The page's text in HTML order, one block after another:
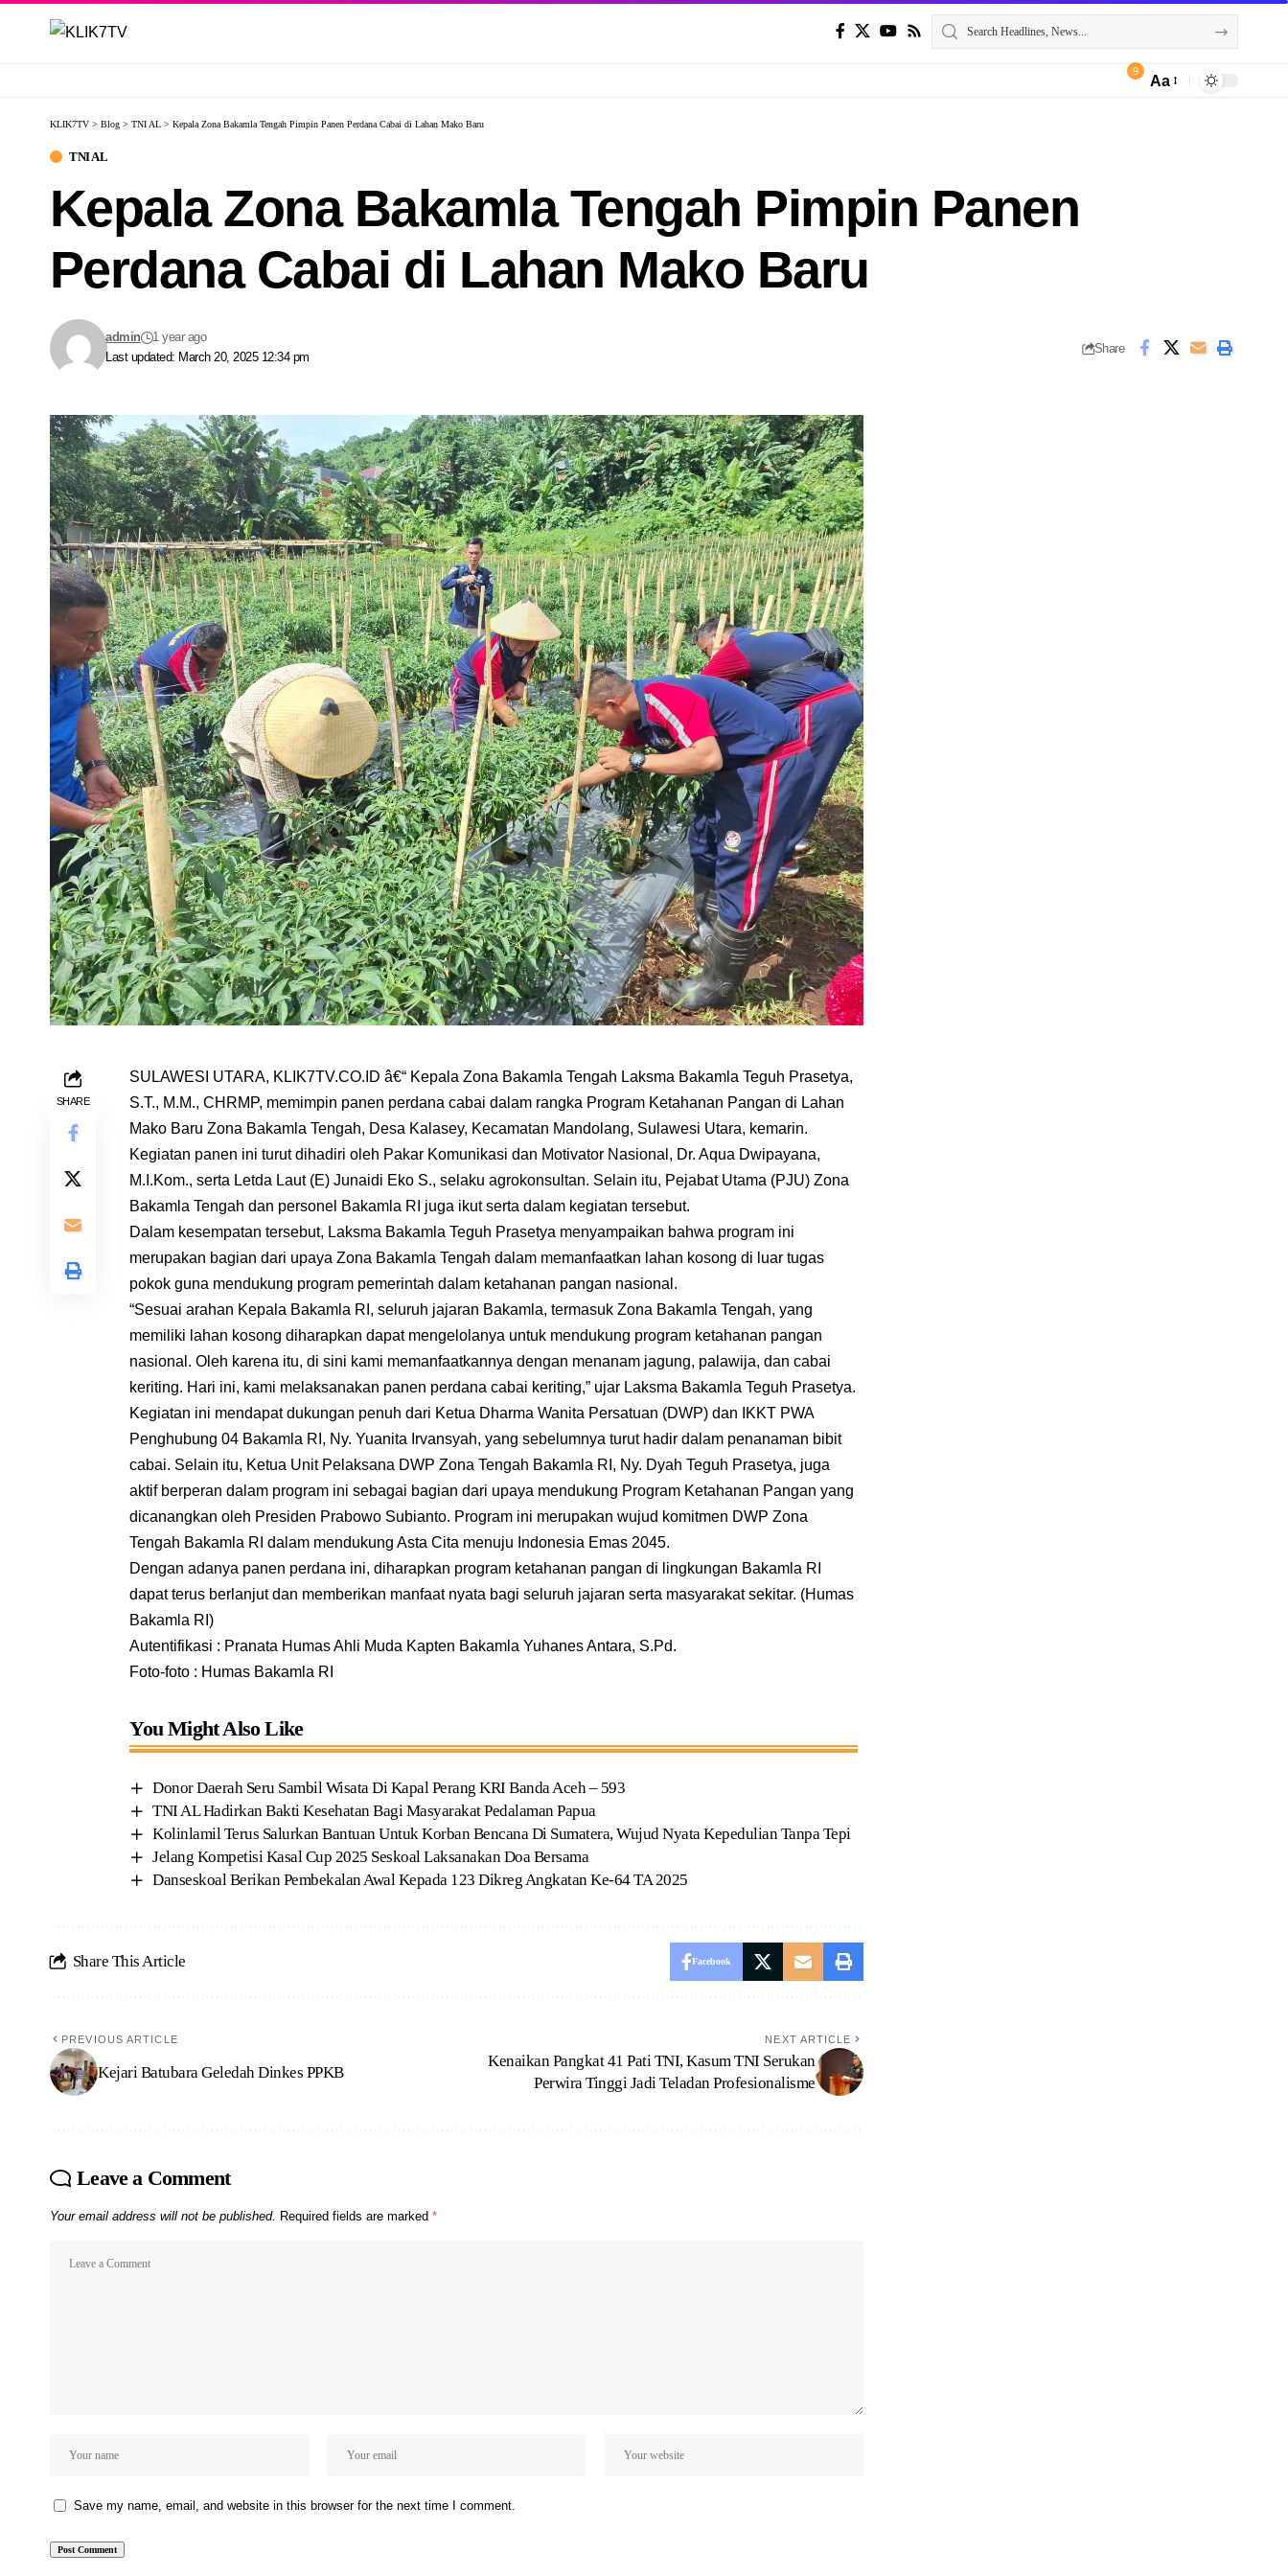
9
Aa
KLIK7TV > Blog > TNI AL > Kepala Zona Bakamla Tengah Pimpin Panen Perdana Cabai di Lahan Mako Baru
TNI AL
Kepala Zona Bakamla Tengah Pimpin Panen
Perdana Cabai di Lahan Mako Baru
Last updated: March 20, 2025 12:34 pm
admin 1 year ago
Share
SHARE
SULAWESI UTARA, KLIK7TV.CO.ID â€“ Kepala Zona Bakamla Tengah Laksma Bakamla Teguh Prasetya,
S.T., M.M., CHRMP, memimpin panen perdana cabai dalam rangka Program Ketahanan Pangan di Lahan
Mako Baru Zona Bakamla Tengah, Desa Kalasey, Kecamatan Mandolang, Sulawesi Utara, kemarin.
Kegiatan panen ini turut dihadiri oleh Pakar Komunikasi dan Motivator Nasional, Dr. Aqua Dwipayana,
M.I.Kom., serta Letda Laut (E) Junaidi Eko S., selaku agrokonsultan. Selain itu, Pejabat Utama (PJU) Zona
Bakamla Tengah dan personel Bakamla RI juga ikut serta dalam kegiatan tersebut.
Dalam kesempatan tersebut, Laksma Bakamla Teguh Prasetya menyampaikan bahwa program ini
merupakan bagian dari upaya Zona Bakamla Tengah dalam memanfaatkan lahan kosong di luar tugas
pokok guna mendukung program pemerintah dalam ketahanan pangan nasional.
“Sesuai arahan Kepala Bakamla RI, seluruh jajaran Bakamla, termasuk Zona Bakamla Tengah, yang
memiliki lahan kosong diharapkan dapat mengelolanya untuk mendukung program ketahanan pangan
nasional. Oleh karena itu, di sini kami memanfaatkannya dengan menanam jagung, palawija, dan cabai
keriting. Hari ini, kami melaksanakan panen perdana cabai keriting,” ujar Laksma Bakamla Teguh Prasetya.
Kegiatan ini mendapat dukungan penuh dari Ketua Dharma Wanita Persatuan (DWP) dan IKKT PWA
Penghubung 04 Bakamla RI, Ny. Yuanita Irvansyah, yang sebelumnya turut hadir dalam penanaman bibit
cabai. Selain itu, Ketua Unit Pelaksana DWP Zona Tengah Bakamla RI, Ny. Dyah Teguh Prasetya, juga
aktif berperan dalam program ini sebagai bagian dari upaya mendukung Program Ketahanan Pangan yang
dicanangkan oleh Presiden Prabowo Subianto. Program ini merupakan wujud komitmen DWP Zona
Tengah Bakamla RI dalam mendukung Asta Cita menuju Indonesia Emas 2045.
Dengan adanya panen perdana ini, diharapkan program ketahanan pangan di lingkungan Bakamla RI
dapat terus berlanjut dan memberikan manfaat nyata bagi seluruh jajaran serta masyarakat sekitar. (Humas
Bakamla RI)
Autentifikasi : Pranata Humas Ahli Muda Kapten Bakamla Yuhanes Antara, S.Pd.
Foto-foto : Humas Bakamla RI
You Might Also Like
Donor Daerah Seru Sambil Wisata Di Kapal Perang KRI Banda Aceh – 593
TNI AL Hadirkan Bakti Kesehatan Bagi Masyarakat Pedalaman Papua
Kolinlamil Terus Salurkan Bantuan Untuk Korban Bencana Di Sumatera, Wujud Nyata Kepedulian Tanpa Tepi
Jelang Kompetisi Kasal Cup 2025 Seskoal Laksanakan Doa Bersama
Danseskoal Berikan Pembekalan Awal Kepada 123 Dikreg Angkatan Ke-64 TA 2025
Share This Article Facebook
PREVIOUS ARTICLE
Kejari Batubara Geledah Dinkes PPKB
NEXT ARTICLE
Kenaikan Pangkat 41 Pati TNI, Kasum TNI Serukan
Perwira Tinggi Jadi Teladan Profesionalisme
Leave a Comment
Your email address will not be published. Required fields are marked *
Save my name, email, and website in this browser for the next time I comment.